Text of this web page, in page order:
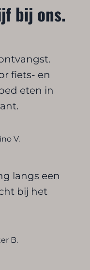
bij ons.
fiets- en
eten in
V.
langs een
bij het
B.